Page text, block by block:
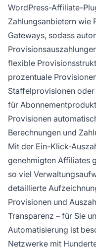
WordPress-Affiliate-
Zahlungsanbietern wie
Gateways, sodass
flexible
prozentuale
Staffelprovisionen
für
Provisionen
Berechnungen und
Mit der Ein-Klick-
genehmigten Affiliates
so viel
detaillierte
Provisionen und
Transparenz – für Sie
Automatisierung ist
Netzwerke mit